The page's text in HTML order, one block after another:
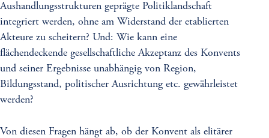
Aushandlungsstrukturen geprägte Politiklandschaft
integriert werden, ohne am Widerstand der etablierten
Akteure zu scheitern? Und: Wie kann eine
flächendeckende gesellschaftliche Akzeptanz des Konvents
und seiner Ergebnisse unabhängig von Region,
Bildungsstand, politischer Ausrichtung etc. gewährleistet
werden?
Von diesen Fragen hängt ab, ob der Konvent als elitärer